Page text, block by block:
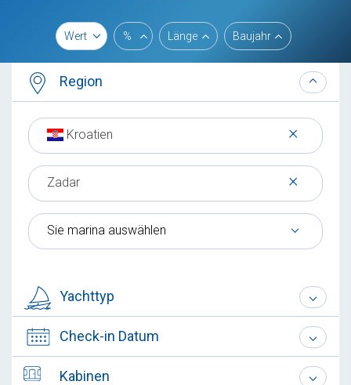
Wert % Länge Baujahr
Region
×
Kroatien
×
Zadar
Sie marina auswählen
Yachttyp
Check-in Datum
Kabinen